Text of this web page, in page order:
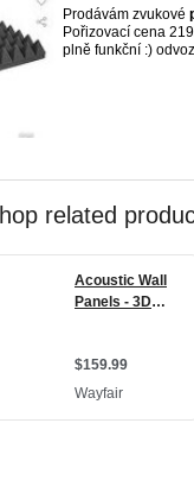
Prodávám zvukové
Pořizovací cena
plně funkční :)